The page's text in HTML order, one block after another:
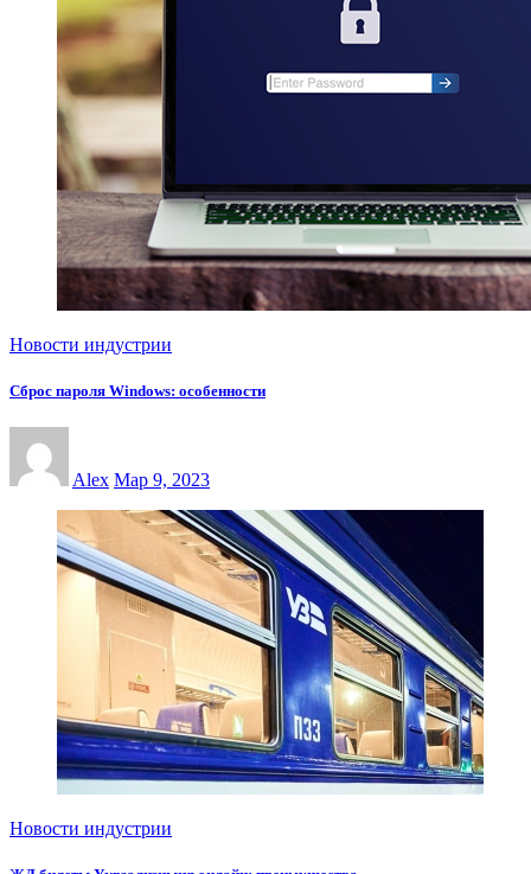
Новости индустрии
Сброс пароля Windows: особенности
Alex Мар 9, 2023
Новости индустрии